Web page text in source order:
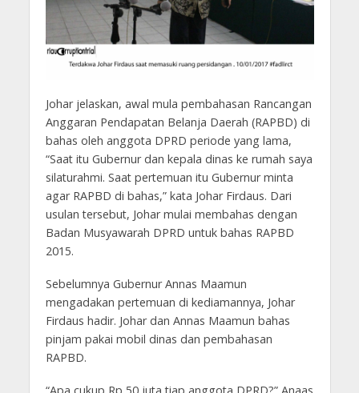
Johar jelaskan, awal mula pembahasan Rancangan
Anggaran Pendapatan Belanja Daerah (RAPBD) di
bahas oleh anggota DPRD periode yang lama,
“Saat itu Gubernur dan kepala dinas ke rumah saya
silaturahmi. Saat pertemuan itu Gubernur minta
agar RAPBD di bahas,” kata Johar Firdaus. Dari
usulan tersebut, Johar mulai membahas dengan
Badan Musyawarah DPRD untuk bahas RAPBD
2015.
Sebelumnya Gubernur Annas Maamun
mengadakan pertemuan di kediamannya, Johar
Firdaus hadir. Johar dan Annas Maamun bahas
pinjam pakai mobil dinas dan pembahasan
RAPBD.